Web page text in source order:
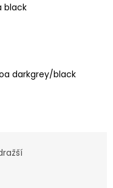
black
darkgrey/black